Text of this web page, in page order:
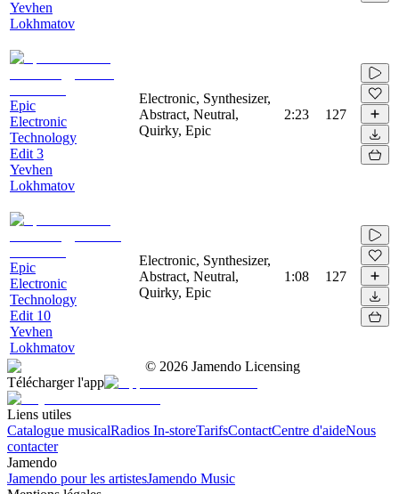
Yevhen
Lokhmatov
Epic
Electronic
Technology
Edit 3
Yevhen
Lokhmatov
Electronic, Synthesizer,
Abstract, Neutral,
Quirky, Epic
2:23 127
Epic
Electronic
Technology
Edit 10
Yevhen
Lokhmatov
Electronic, Synthesizer,
Abstract, Neutral,
Quirky, Epic
1:08 127
© 2026 Jamendo Licensing
Télécharger l'app
Liens utiles
Catalogue musicalRadios In-storeTarifsContactCentre d'aideNous
contacter
Jamendo
Jamendo pour les artistesJamendo Music